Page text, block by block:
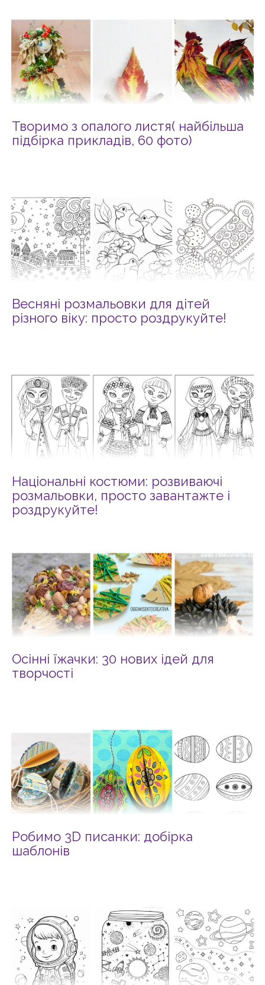
Творимо з опалого листя( найбільша
підбірка прикладів, 60 фото)
Весняні розмальовки для дітей
різного віку: просто роздрукуйте!
Національні костюми: розвиваючі
розмальовки, просто завантажте і
роздрукуйте!
Осінні їжачки: 30 нових ідей для
творчості
Робимо 3D писанки: добірка
шаблонів